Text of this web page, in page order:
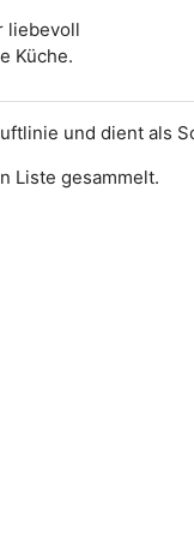
liebevoll
Küche.
und dient als
Liste gesammelt.